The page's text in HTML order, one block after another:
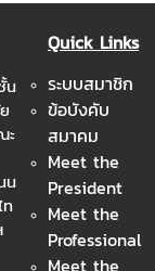
น
ะ
น
Quick Links
ระบบสมาชิก
ข้อบังคับ
สมาคม
Meet the
President
Meet the
Professional